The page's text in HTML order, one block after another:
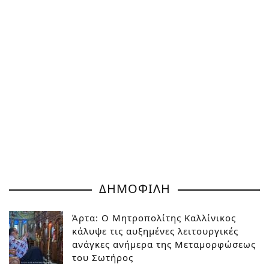
ΔΗΜΟΦΙΛΗ
Άρτα: Ο Μητροπολίτης Καλλίνικος
κάλυψε τις αυξημένες λειτουργικές
ανάγκες ανήμερα της Μεταμορφώσεως
του Σωτήρος